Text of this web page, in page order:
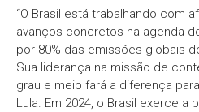
“O Brasil está trabalhando com
avanços concretos na agenda
por 80% das emissões globais
Sua liderança na missão de
grau e meio fará a diferença
Lula. Em 2024, o Brasil exerce a